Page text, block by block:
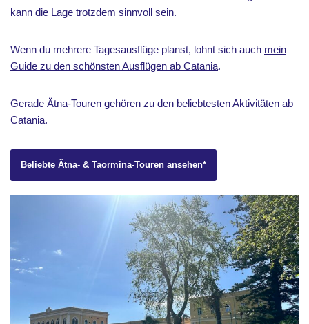
kann die Lage trotzdem sinnvoll sein.
Wenn du mehrere Tagesausflüge planst, lohnt sich auch mein
Guide zu den schönsten Ausflügen ab Catania.
Gerade Ätna-Touren gehören zu den beliebtesten Aktivitäten ab
Catania.
Beliebte Ätna- & Taormina-Touren ansehen*